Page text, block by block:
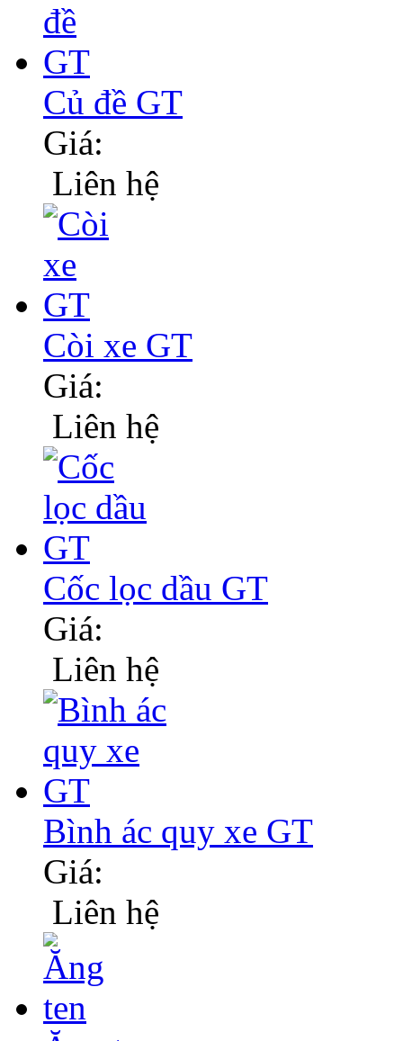
Củ đề GT
Giá:
Liên hệ
Còi xe GT
Giá:
Liên hệ
Cốc lọc dầu GT
Giá:
Liên hệ
Bình ác quy xe GT
Giá:
Liên hệ